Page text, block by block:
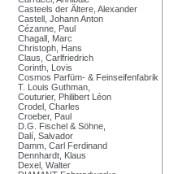
Casteels der Ältere, Alexander
Castell, Johann Anton
Cézanne, Paul
Chagall, Marc
Christoph, Hans
Claus, Carlfriedrich
Corinth, Lovis
Cosmos Parfüm- & Feinseifenfabrik
T. Louis Guthman,
Couturier, Philibert Léon
Crodel, Charles
Croeber, Paul
D.G. Fischel & Söhne,
Dalí, Salvador
Damm, Carl Ferdinand
Dennhardt, Klaus
Dexel, Walter